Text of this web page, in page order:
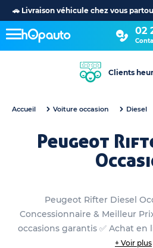
🚗 Livraison véhicule chez vous
02
Clients
Accueil Voiture occasion Diesel
Peugeot
Peugeot Rifter Diesel
Concessionnaire & Meilleur
occasions garantis ✅ Achat
+ Voir plus